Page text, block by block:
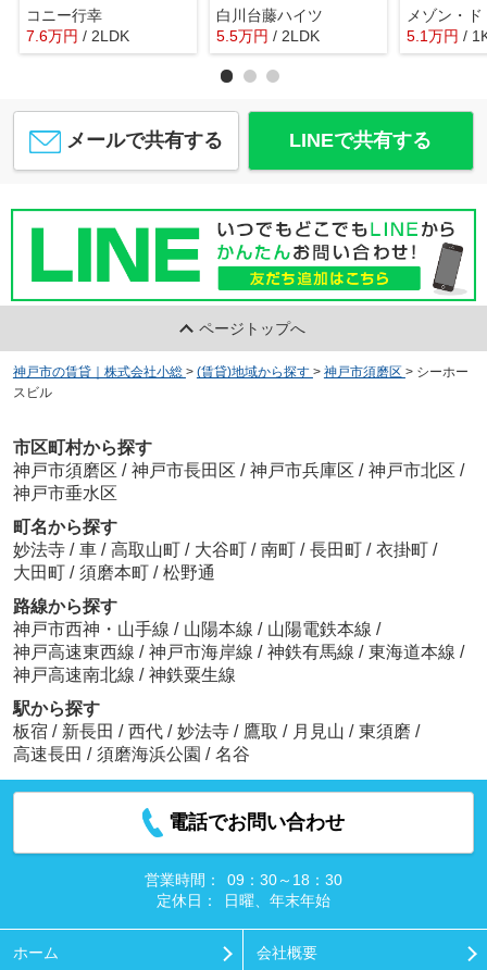
コニー行幸
7.6万円 / 2LDK
白川台藤ハイツ
5.5万円 / 2LDK 5.1万円 /
メールで共有する LINEで共有する
ページトップへ
神戸市の賃貸｜株式会社小総 > (賃貸)地域から探す > 神戸市須磨区 > シーホー
スビル
市区町村から探す
神戸市須磨区 / 神戸市長田区 / 神戸市兵庫区 / 神戸市北区 /
神戸市垂水区
町名から探す
妙法寺 / 車 / 高取山町 / 大谷町 / 南町 / 長田町 / 衣掛町 /
大田町 / 須磨本町 / 松野通
路線から探す
神戸市西神・山手線 / 山陽本線 / 山陽電鉄本線 /
神戸高速東西線 / 神戸市海岸線 / 神鉄有馬線 / 東海道本線 /
神戸高速南北線 / 神鉄粟生線
駅から探す
板宿 / 新長田 / 西代 / 妙法寺 / 鷹取 / 月見山 / 東須磨 /
高速長田 / 須磨海浜公園 / 名谷
電話でお問い合わせ
営業時間：
09：30～18：30
定休日：
日曜、年末年始
ホーム 会社概要